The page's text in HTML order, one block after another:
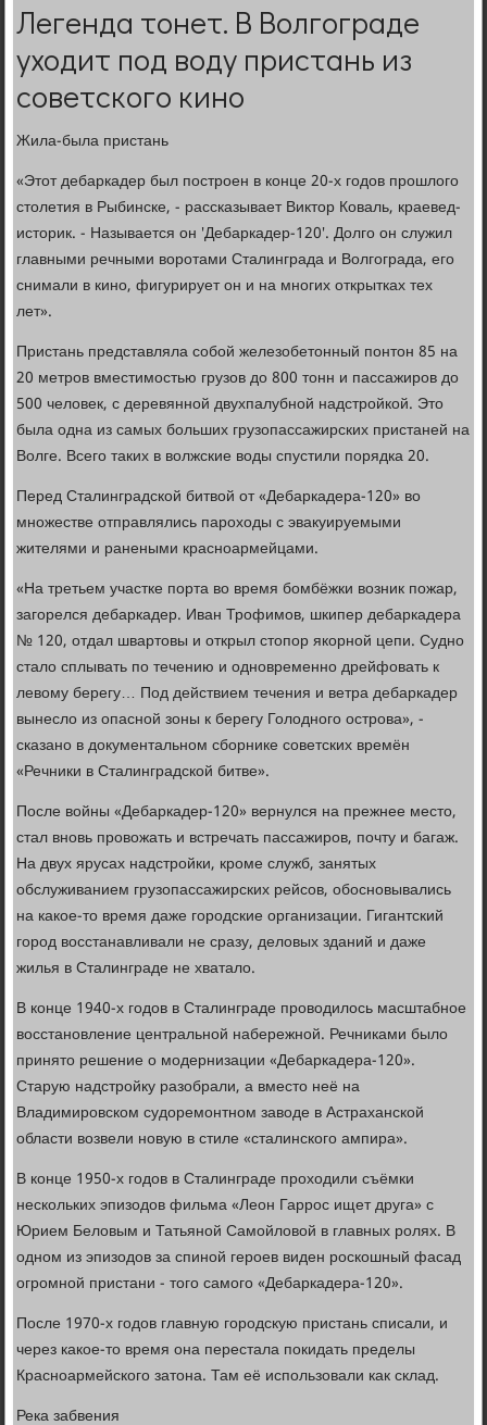
Легенда тонет. В Волгограде
уходит под воду пристань из
советского кино
Жила-была пристань
«Этот дебаркадер был построен в конце 20-х годов прошлого
столетия в Рыбинске, - рассказывает Виктор Коваль, краевед-
историк. - Называется он 'Дебаркадер-120'. Долго он служил
главными речными воротами Сталинграда и Волгограда, его
снимали в кино, фигурирует он и на многих открытках тех
лет».
Пристань представляла собой железобетонный понтон 85 на
20 метров вместимостью грузов до 800 тонн и пассажиров до
500 человек, с деревянной двухпалубной надстройкой. Это
была одна из самых больших грузопассажирских пристаней на
Волге. Всего таких в волжские воды спустили порядка 20.
Перед Сталинградской битвой от «Дебаркадера-120» во
множестве отправлялись пароходы с эвакуируемыми
жителями и ранеными красноармейцами.
«На третьем участке порта во время бомбёжки возник пожар,
загорелся дебаркадер. Иван Трофимов, шкипер дебаркадера
№ 120, отдал швартовы и открыл стопор якорной цепи. Судно
стало сплывать по течению и одновременно дрейфовать к
левому берегу… Под действием течения и ветра дебаркадер
вынесло из опасной зоны к берегу Голодного острова», -
сказано в документальном сборнике советских времён
«Речники в Сталинградской битве».
После войны «Дебаркадер-120» вернулся на прежнее место,
стал вновь провожать и встречать пассажиров, почту и багаж.
На двух ярусах надстройки, кроме служб, занятых
обслуживанием грузопассажирских рейсов, обосновывались
на какое-то время даже городские организации. Гигантский
город восстанавливали не сразу, деловых зданий и даже
жилья в Сталинграде не хватало.
В конце 1940-х годов в Сталинграде проводилось масштабное
восстановление центральной набережной. Речниками было
принято решение о модернизации «Дебаркадера-120».
Старую надстройку разобрали, а вместо неё на
Владимировском судоремонтном заводе в Астраханской
области возвели новую в стиле «сталинского ампира».
В конце 1950-х годов в Сталинграде проходили съёмки
нескольких эпизодов фильма «Леон Гаррос ищет друга» с
Юрием Беловым и Татьяной Самойловой в главных ролях. В
одном из эпизодов за спиной героев виден роскошный фасад
огромной пристани - того самого «Дебаркадера-120».
После 1970-х годов главную городскую пристань списали, и
через какое-то время она перестала покидать пределы
Красноармейского затона. Там её использовали как склад.
Река забвения